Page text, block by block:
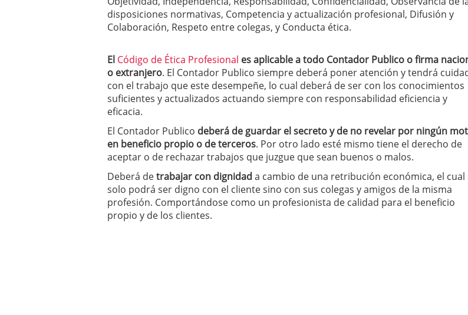
disposiciones normativas, Competencia y actualización profesional, Difusión y
Colaboración, Respeto entre colegas, y Conducta ética.
El Código de Ética Profesional es aplicable a todo Contador Publico o firma
o extranjero. El Contador Publico siempre deberá poner atención y tendrá
con el trabajo que este desempeñe, lo cual deberá de ser con los conocimientos
suficientes y actualizados actuando siempre con responsabilidad eficiencia y
eficacia.
El Contador Publico deberá de guardar el secreto y de no revelar por ningún
en beneficio propio o de terceros. Por otro lado esté mismo tiene el derecho de
aceptar o de rechazar trabajos que juzgue que sean buenos o malos.
Deberá detrabajar con dignidad a cambio de una retribución económica, el cual
solo podrá ser digno con el cliente sino con sus colegas y amigos de la misma
profesión. Comportándose como un profesionista de calidad para el beneficio
propio y de los clientes.